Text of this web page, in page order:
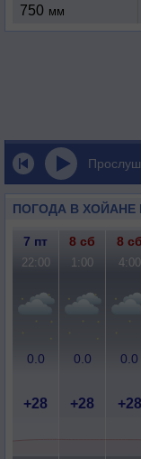
750 мм
ПОГОДА В ХОЙАНЕ
7 пт 8 сб 8 сб
22:00 1:00 4:00
0.0 0.0 0.0
+28 +28 +28